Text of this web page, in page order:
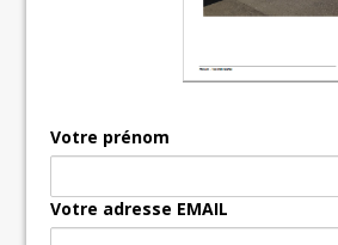
Votre prénom
Votre adresse EMAIL